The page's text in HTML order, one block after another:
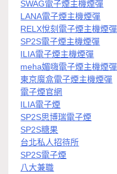
SWAG電子煙主機煙彈
LANA電子煙主機煙彈
RELX悅刻電子煙主機煙彈
SP2S電子煙主機煙彈
ILIA電子煙主機煙彈
meha媚嗨電子煙主機煙彈
東京魔盒電子煙主機煙彈
電子煙官網
ILIA電子煙
SP2S思博瑞電子煙
SP2S糖果
台北私人招待所
SP2S電子煙
八大兼職